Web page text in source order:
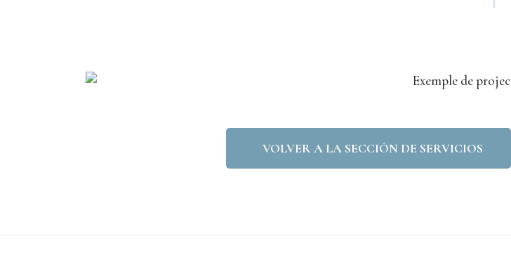
VOLVER A LA SECCIÓN DE SERVICIOS